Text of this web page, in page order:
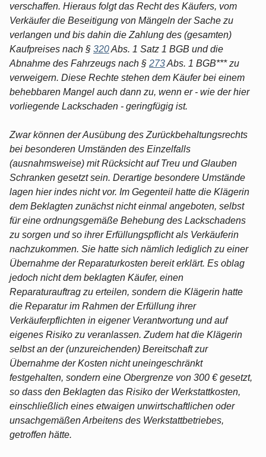
verschaffen. Hieraus folgt das Recht des Käufers, vom
Verkäufer die Beseitigung von Mängeln der Sache zu
verlangen und bis dahin die Zahlung des (gesamten)
Kaufpreises nach § 320Abs. 1 Satz 1 BGB und die
Abnahme des Fahrzeugs nach § 273Abs. 1 BGB*** zu
verweigern. Diese Rechte stehen dem Käufer bei einem
behebbaren Mangel auch dann zu, wenn er - wie der hier
vorliegende Lackschaden - geringfügig ist.
Zwar können der Ausübung des Zurückbehaltungsrechts
bei besonderen Umständen des Einzelfalls
(ausnahmsweise) mit Rücksicht auf Treu und Glauben
Schranken gesetzt sein. Derartige besondere Umstände
lagen hier indes nicht vor. Im Gegenteil hatte die Klägerin
dem Beklagten zunächst nicht einmal angeboten, selbst
für eine ordnungsgemäße Behebung des Lackschadens
zu sorgen und so ihrer Erfüllungspflicht als Verkäuferin
nachzukommen. Sie hatte sich nämlich lediglich zu einer
Übernahme der Reparaturkosten bereit erklärt. Es oblag
jedoch nicht dem beklagten Käufer, einen
Reparaturauftrag zu erteilen, sondern die Klägerin hatte
die Reparatur im Rahmen der Erfüllung ihrer
Verkäuferpflichten in eigener Verantwortung und auf
eigenes Risiko zu veranlassen. Zudem hat die Klägerin
selbst an der (unzureichenden) Bereitschaft zur
Übernahme der Kosten nicht uneingeschränkt
festgehalten, sondern eine Obergrenze von 300 € gesetzt,
so dass den Beklagten das Risiko der Werkstattkosten,
einschließlich eines etwaigen unwirtschaftlichen oder
unsachgemäßen Arbeitens des Werkstattbetriebes,
getroffen hätte.